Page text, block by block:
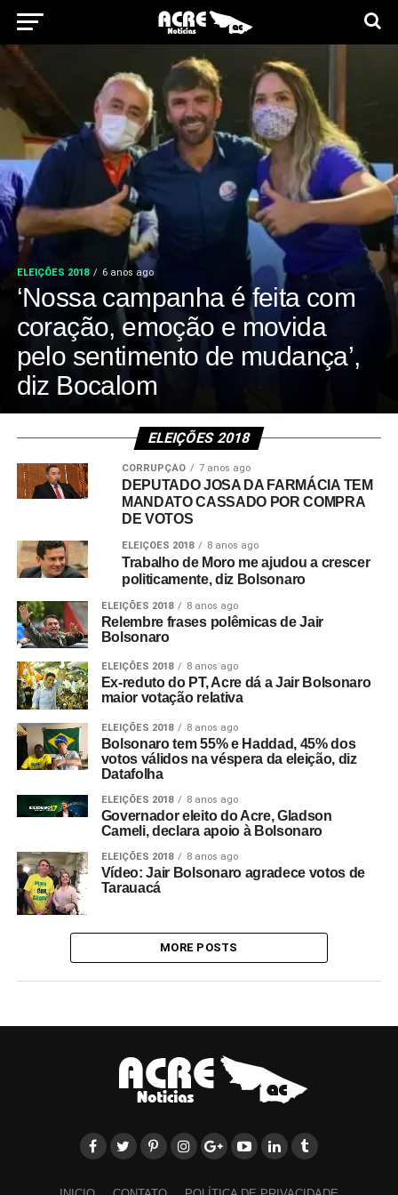
ELEIÇÕES 2018 6 anos ago
‘Nossa campanha é feita com
coração, emoção e movida
pelo sentimento de mudança’,
diz Bocalom
ELEIÇÕES 2018
CORRUPÇÃO 7 anos ago
DEPUTADO JOSA DA FARMÁCIA TEM
MANDATO CASSADO POR COMPRA
DE VOTOS
ELEIÇÕES 2018 8 anos ago
Trabalho de Moro me ajudou a crescer
politicamente, diz Bolsonaro
ELEIÇÕES 2018 8 anos ago
Relembre frases polêmicas de Jair
Bolsonaro
ELEIÇÕES 2018 8 anos ago
Ex-reduto do PT, Acre dá a Jair Bolsonaro
maior votação relativa
ELEIÇÕES 2018 8 anos ago
Bolsonaro tem 55% e Haddad, 45% dos
votos válidos na véspera da eleição, diz
Datafolha
ELEIÇÕES 2018 8 anos ago
Governador eleito do Acre, Gladson
Cameli, declara apoio à Bolsonaro
ELEIÇÕES 2018 8 anos ago
Vídeo: Jair Bolsonaro agradece votos de
Tarauacá
MORE POSTS